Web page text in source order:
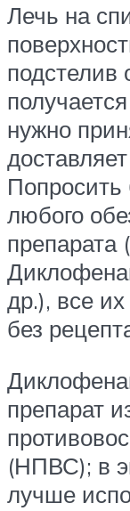
Лечь на
подстелив
нужно
Попросить
любого
препарата
др.), все
без
препарат
(НПВС); в
лучше